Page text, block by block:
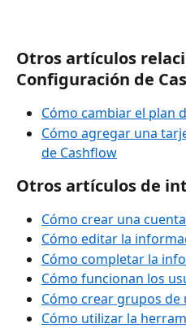
Otros artículos
Configuración de
Cómo cambiar el plan
Cómo agregar una
de Cashflow
Otros artículos de
Cómo crear una
Cómo editar la
Cómo completar la
Cómo funcionan los
Cómo crear grupos de
Cómo utilizar la